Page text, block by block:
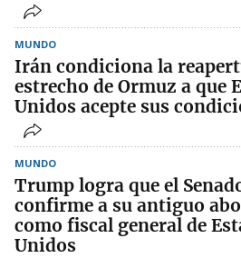
MUNDO
Irán condiciona la
estrecho de Ormuz a que
Unidos acepte sus
MUNDO
Trump logra que el
confirme a su antiguo
como fiscal general de
Unidos